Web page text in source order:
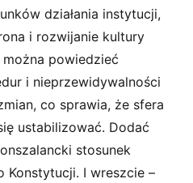
działania instytucji,
i rozwijanie kultury
powiedzieć
i nieprzewidywalności
co sprawia, że sfera
ustabilizować. Dodać
stosunek
Konstytucji. I wreszcie –